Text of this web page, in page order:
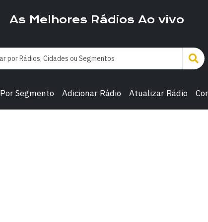
As Melhores Rádios Ao vivo
Por Segmento Adicionar Rádio Atualizar Rádio